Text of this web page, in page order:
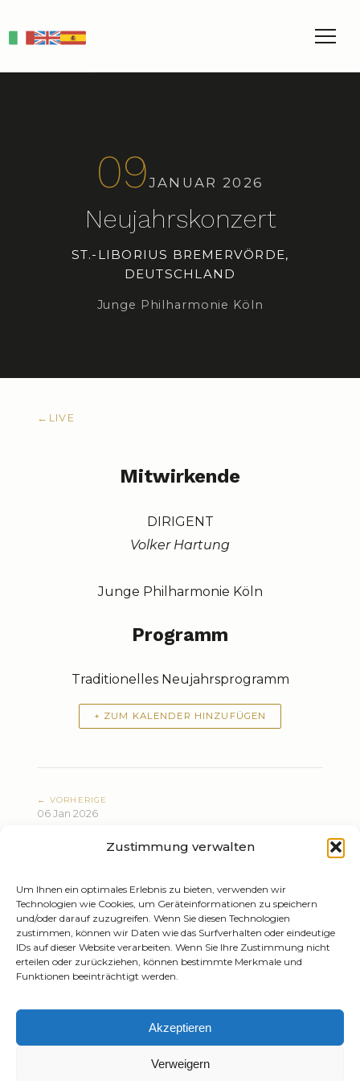
Zustimmung verwalten
Um Ihnen ein optimales Erlebnis zu bieten, verwenden wir
Technologien wie Cookies, um Geräteinformationen zu speichern
und/oder darauf zuzugreifen. Wenn Sie diesen Technologien
zustimmen, können wir Daten wie das Surfverhalten oder eindeutige
IDs auf dieser Website verarbeiten. Wenn Sie Ihre Zustimmung nicht
erteilen oder zurückziehen, können bestimmte Merkmale und
Funktionen beeinträchtigt werden.
Akzeptieren
Verweigern
EN ES
09JANUAR 2026
Neujahrskonzert
ST.-LIBORIUS BREMERVÖRDE,
DEUTSCHLAND
Junge Philharmonie Köln
← LIVE
Mitwirkende
DIRIGENT
Volker Hartung
Junge Philharmonie Köln
Programm
Traditionelles Neujahrsprogramm
+ ZUM KALENDER HINZUFÜGEN
← VORHERIGE
06 Jan 2026
info@tizianomazzoleni.com